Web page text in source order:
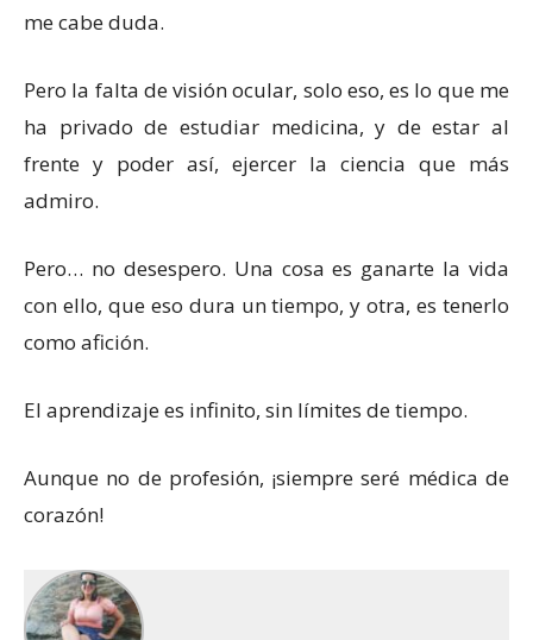
me cabe duda.
Pero la falta de visión ocular, solo eso, es lo que me
ha privado de estudiar medicina, y de estar al
frente y poder así, ejercer la ciencia que más
admiro.
Pero… no desespero. Una cosa es ganarte la vida
con ello, que eso dura un tiempo, y otra, es tenerlo
como afición.
El aprendizaje es infinito, sin límites de tiempo.
Aunque no de profesión, ¡siempre seré médica de
corazón!